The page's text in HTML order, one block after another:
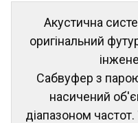
Акустична
оригінальний
Сабвуфер з
насичений
діапазоном